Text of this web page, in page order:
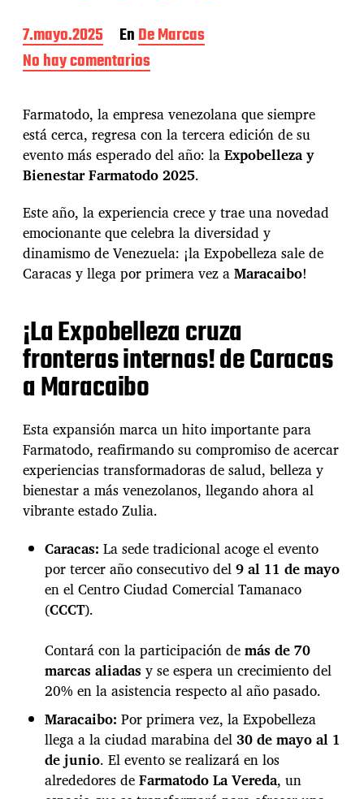
F
e
c
d
e
l
a
e
t
r
a
d
a
7.mayo.2025 EnDe Marcas
No hay comentariose
n
x
p
o
b
e
l
e
z
a
y
e
n
e
s
F
a
r
m
a
t
d
o
2
0
:
M
á
s
g
r
a
n
d
e
Farmatodo, la empresa venezolana que siempre
está cerca, regresa con la tercera edición de su
evento más esperado del año: laExpobelleza y
Bienestar Farmatodo 2025.
Este año, la experiencia crece y trae una novedad
emocionante que celebra la diversidad y
dinamismo de Venezuela: ¡la Expobelleza sale de
Caracas y llega por primera vez aMaracaibo!
¡La Expobelleza cruza
fronteras internas! de Caracas
a Maracaibo
Esta expansión marca un hito importante para
Farmatodo, reafirmando su compromiso de acercar
experiencias transformadoras de salud, belleza y
bienestar a más venezolanos, llegando ahora al
vibrante estado Zulia.
Caracas: La sede tradicional acoge el evento
por tercer año consecutivo del9 al 11 de mayo
en el Centro Ciudad Comercial Tamanaco
(CCCT).
Contará con la participación demás de 70
marcas aliadas y se espera un crecimiento del
20% en la asistencia respecto al año pasado.
Maracaibo: Por primera vez, la Expobelleza
llega a la ciudad marabina del30 de mayo al 1
de junio. El evento se realizará en los
alrededores deFarmatodo La Vereda, un